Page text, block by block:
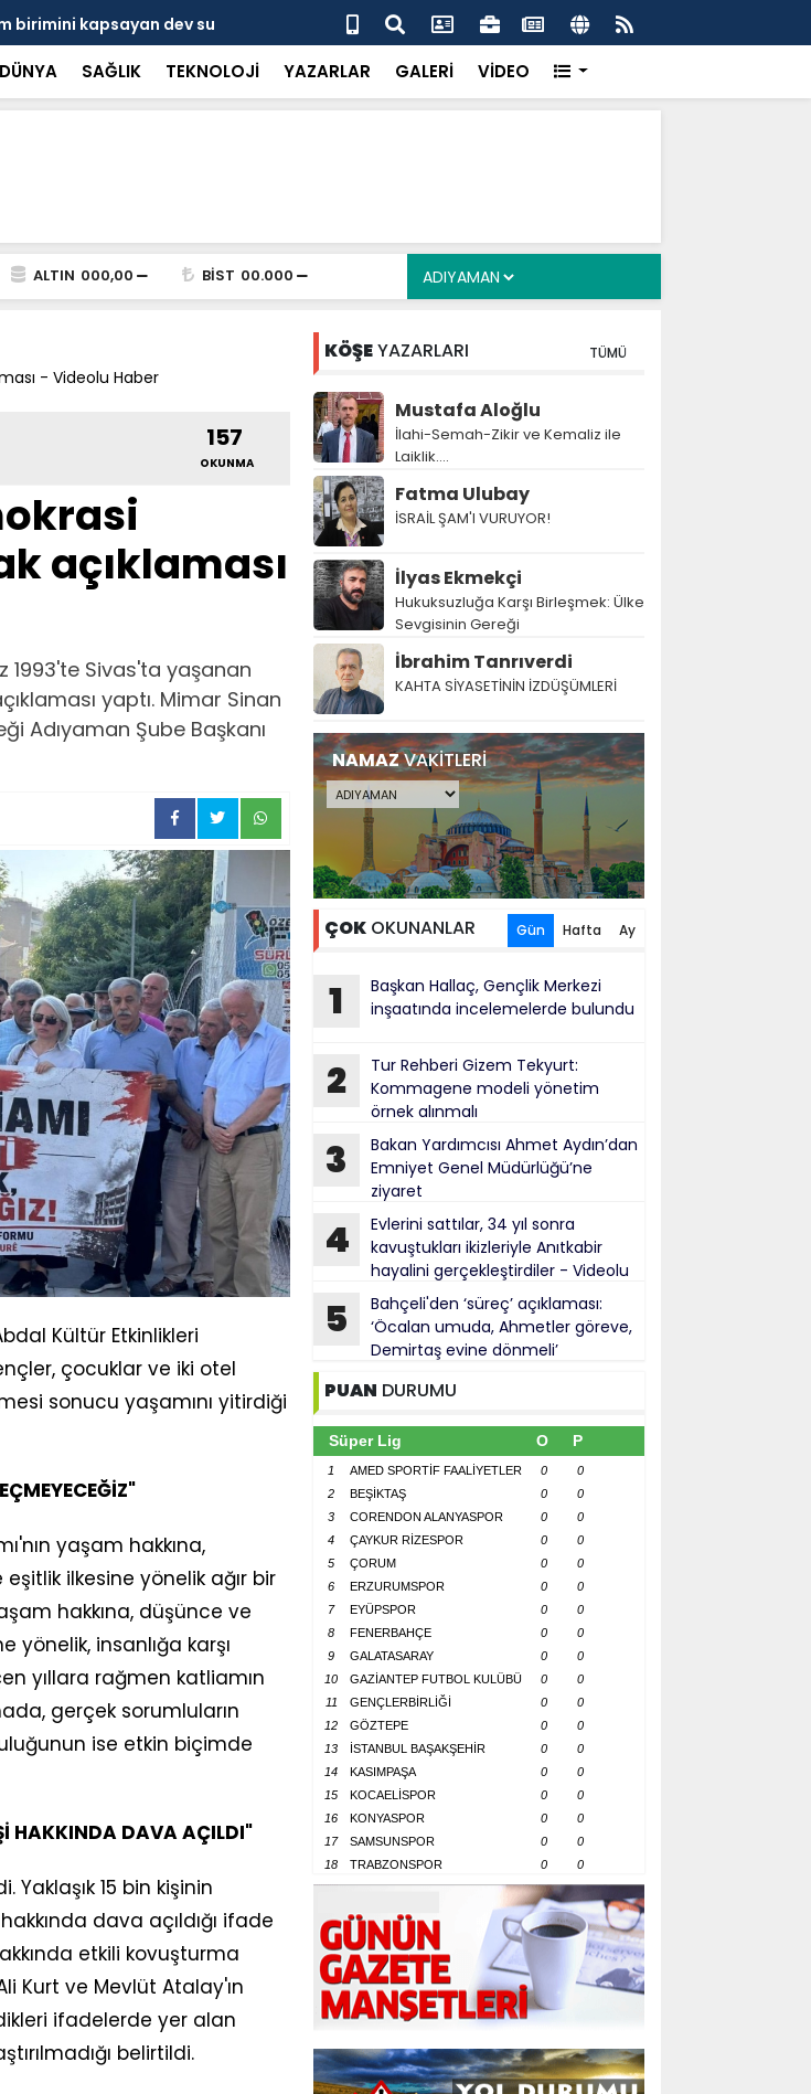
birimini kapsayan dev su
Prof. Dr. Dalyan: ‘Fransız Enstitüsü raporu, Adıyaman'daki siyasi
kırılmayı 'metroköy' kavramıyla açıklıyor’
DÜNYA SAĞLIK TEKNOLOJİ YAZARLAR GALERİ VİDEO
ALTIN 000,00 BİST 00.000
- Videolu Haber
157
OKUNMA
açıklaması
1993'te Sivas'ta yaşanan
yaptı. Mimar Sinan
Adıyaman Şube Başkanı
Kültür Etkinlikleri
çocuklar ve iki otel
sonucu yaşamını yitirdiği
yaşam hakkına,
ilkesine yönelik ağır bir
hakkına, düşünce ve
insanlığa karşı
yıllara rağmen katliamın
gerçek sorumluların
ise etkin biçimde
HAKKINDA DAVA AÇILDI"
Yaklaşık 15 bin kişinin
dava açıldığı ifade
etkili kovuşturma
Kurt ve Mevlüt Atalay'ın
ifadelerde yer alan
belirtildi.
KÖŞEYAZARLARI TÜMÜ
Mustafa Aloğlu
İlahi-Semah-Zikir ve Kemaliz ile
Laiklik….
Fatma Ulubay
İSRAİL ŞAM'I VURUYOR!
İlyas Ekmekçi
Hukuksuzluğa Karşı Birleşmek: Ülke
Sevgisinin Gereği
İbrahim Tanrıverdi
KAHTA SİYASETİNİN İZDÜŞÜMLERİ
NAMAZVAKİTLERİ
ÇOKOKUNANLAR Gün Hafta Ay
1
Başkan Hallaç, Gençlik Merkezi
inşaatında incelemelerde bulundu
2
Tur Rehberi Gizem Tekyurt:
Kommagene modeli yönetim
örnek alınmalı
3
Bakan Yardımcısı Ahmet Aydın’dan
Emniyet Genel Müdürlüğü’ne
ziyaret
4
Evlerini sattılar, 34 yıl sonra
kavuştukları ikizleriyle Anıtkabir
hayalini gerçekleştirdiler - Videolu
5
Bahçeli'den ‘süreç’ açıklaması:
‘Öcalan umuda, Ahmetler göreve,
Demirtaş evine dönmeli’
PUAN DURUMU
Süper Lig O P
1 AMED SPORTİF FAALİYETLER 0
0
2
BEŞİKTAŞ 0
0
3
CORENDON ALANYASPOR 0
0
4
ÇAYKUR RİZESPOR 0
0
5
ÇORUM 0
0
6
ERZURUMSPOR 0
0
7
EYÜPSPOR 0
0
8
FENERBAHÇE 0
0
9
GALATASARAY 0
0
10
GAZİANTEP FUTBOL KULÜBÜ 0
0
11
GENÇLERBİRLİĞİ 0
0
12
GÖZTEPE 0
0
13
İSTANBUL BAŞAKŞEHİR 0
0
14
KASIMPAŞA 0
0
15
KOCAELİSPOR 0
0
16
KONYASPOR 0
0
17
SAMSUNSPOR 0
0
18
TRABZONSPOR 0 0